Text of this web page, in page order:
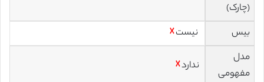
(چارک)
بیس نیست☓
مدل
مفهومی
ندارد☓